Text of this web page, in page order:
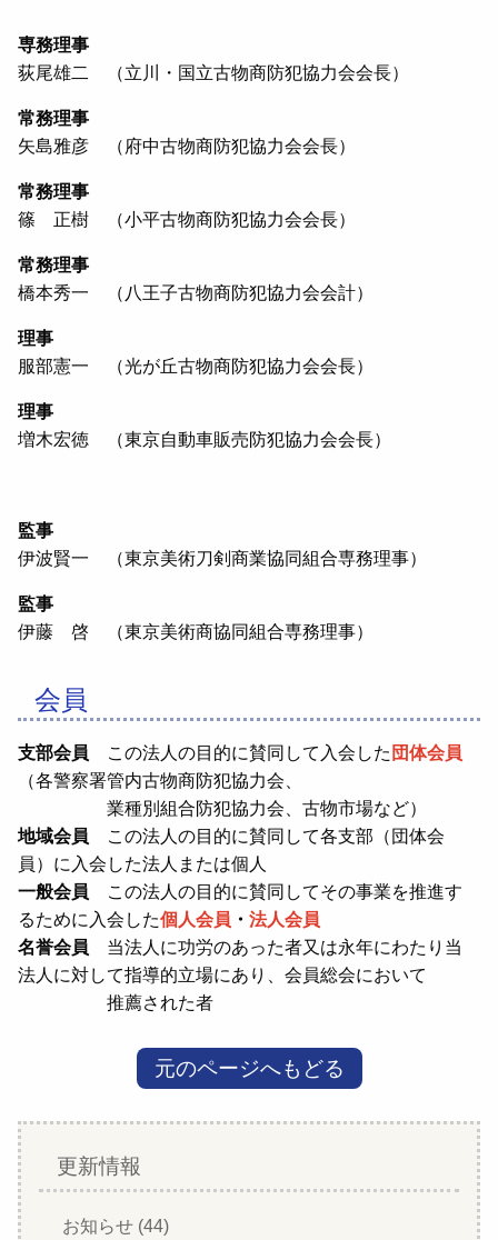
専務理事
荻尾雄二 （立川・国立古物商防犯協力会会長）
常務理事
矢島雅彦 （府中古物商防犯協力会会長）
常務理事
篠 正樹 （小平古物商防犯協力会会長）
常務理事
橋本秀一 （八王子古物商防犯協力会会計）
理事
服部憲一 （光が丘古物商防犯協力会会長）
理事
増木宏徳 （東京自動車販売防犯協力会会長）
監事
伊波賢一 （東京美術刀剣商業協同組合専務理事）
監事
伊藤 啓 （東京美術商協同組合専務理事）
会員
支部会員 この法人の目的に賛同して入会した 団体会員
（各警察署管内古物商防犯協力会、
業種別組合防犯協力会、古物市場など）
地域会員 この法人の目的に賛同して各支部（団体会
員）に入会した法人または個人
一般会員 この法人の目的に賛同してその事業を推進す
るために入会した個人会員 ・法人会員
名誉会員 当法人に功労のあった者又は永年にわたり当
法人に対して指導的立場にあり、会員総会において
推薦された者
元のページへもどる
更新情報
お知らせ (44)